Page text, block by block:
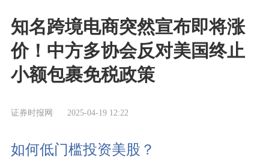
知名跨境电商突然宣布即将涨
价！中方多协会反对美国终止
小额包裹免税政策
证券时报网 2025-04-19 12:22
如何低门槛投资美股？